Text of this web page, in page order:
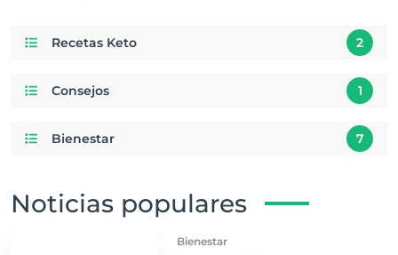
Recetas Keto 2
Consejos 1
Bienestar 7
Noticias populares
Bienestar